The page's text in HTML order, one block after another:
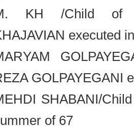
M. KH /Child of
KHAJAVIAN
MARYAM
REZA
MEHDI SHABANI/
summer of 67